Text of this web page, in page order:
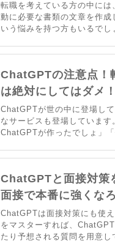
転職を考えている方の中に
動に必要な書類の文章を作成
いう悩みを持つ方もいるで
紹介しています。また、
ChatGPTの注意点！
は絶対にしてはダメ！
ChatGPTが世の中に登場し
なサービスも登場していま
ChatGPTが作ったでしょ」
正しく使えば、より効率的
説します。
ChatGPTと面接対策
面接で本番に強くな
ChatGPTは面接対策にも使
をマスターすれば、
たり予想される質問を用意